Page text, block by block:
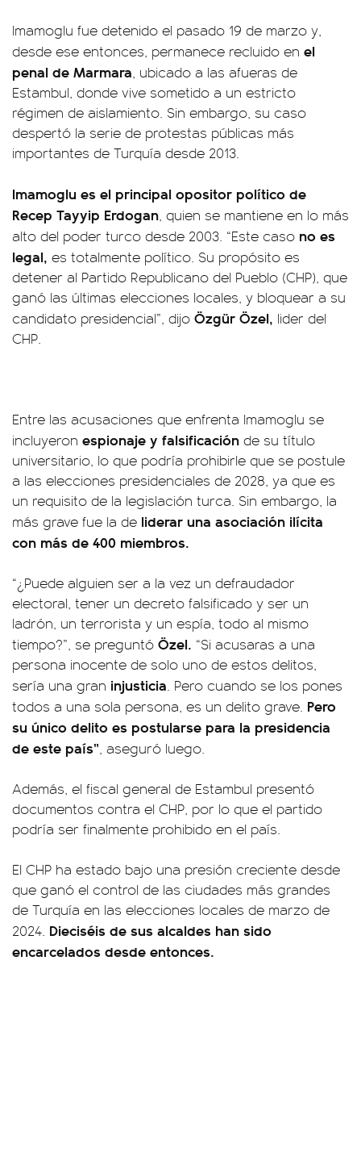
Imamoglu fue detenido el pasado 19 de marzo y,
desde ese entonces, permanece recluido en el
penal de Marmara, ubicado a las afueras de
Estambul, donde vive sometido a un estricto
régimen de aislamiento. Sin embargo, su caso
despertó la serie de protestas públicas más
importantes de Turquía desde 2013.
Imamoglu es el principal opositor político de
Recep Tayyip Erdogan, quien se mantiene en lo más
alto del poder turco desde 2003. “Este caso no es
legal, es totalmente político. Su propósito es
detener al Partido Republicano del Pueblo (CHP), que
ganó las últimas elecciones locales, y bloquear a su
candidato presidencial”, dijo Özgür Özel, lider del
CHP.
Entre las acusaciones que enfrenta Imamoglu se
incluyeron espionaje y falsificación de su título
universitario, lo que podría prohibirle que se postule
a las elecciones presidenciales de 2028, ya que es
un requisito de la legislación turca. Sin embargo, la
más grave fue la de liderar una asociación ilícita
con más de 400 miembros.
“¿Puede alguien ser a la vez un defraudador
electoral, tener un decreto falsificado y ser un
ladrón, un terrorista y un espía, todo al mismo
tiempo?”, se preguntó Özel. “Si acusaras a una
persona inocente de solo uno de estos delitos,
sería una gran injusticia. Pero cuando se los pones
todos a una sola persona, es un delito grave. Pero
su único delito es postularse para la presidencia
de este país”, aseguró luego.
Además, el fiscal general de Estambul presentó
documentos contra el CHP, por lo que el partido
podría ser finalmente prohibido en el país.
El CHP ha estado bajo una presión creciente desde
que ganó el control de las ciudades más grandes
de Turquía en las elecciones locales de marzo de
2024. Dieciséis de sus alcaldes han sido
encarcelados desde entonces.